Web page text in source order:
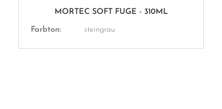
MORTEC SOFT FUGE - 310ML
Farbton: steingrau